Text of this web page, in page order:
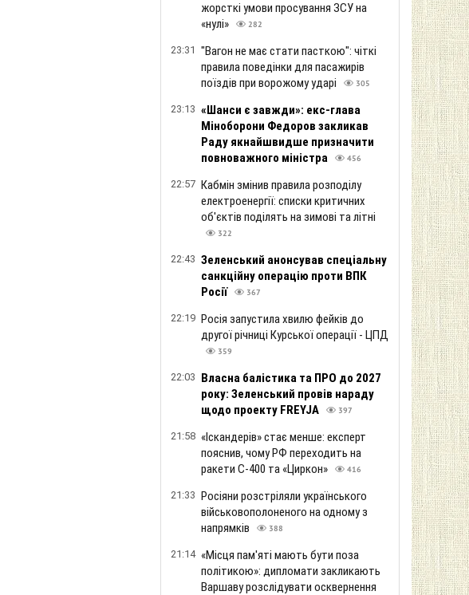
жорсткі умови просування ЗСУ на
«нулі»
282
23:31 "Вагон не має стати пасткою": чіткі
правила поведінки для пасажирів
поїздів при ворожому ударі
305
23:13 «Шанси є завжди»: екс-глава
Міноборони Федоров закликав
Раду якнайшвидше призначити
повноважного міністра
456
22:57 Кабмін змінив правила розподілу
електроенергії: списки критичних
об'єктів поділять на зимові та літні
322
22:43 Зеленський анонсував спеціальну
санкційну операцію проти ВПК
Росії
367
22:19 Росія запустила хвилю фейків до
другої річниці Курської операції - ЦПД
359
22:03 Власна балістика та ПРО до 2027
року: Зеленський провів нараду
щодо проекту FREYJA
397
21:58 «Іскандерів» стає менше: експерт
пояснив, чому РФ переходить на
ракети С-400 та «Циркон»
416
21:33 Росіяни розстріляли українського
військовополоненого на одному з
напрямків
388
21:14 «Місця пам'яті мають бути поза
політикою»: дипломати закликають
Варшаву розслідувати осквернення